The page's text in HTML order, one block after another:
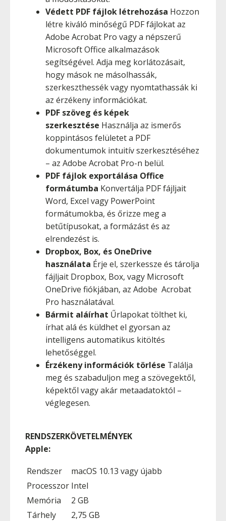
Védett PDF fájlok létrehozása Hozzon
létre kiváló minőségű PDF fájlokat az
Adobe Acrobat Pro vagy a népszerű
Microsoft Office alkalmazások
segítségével. Adja meg korlátozásait,
hogy mások ne másolhassák,
szerkeszthessék vagy nyomtathassák ki
az érzékeny információkat.
PDF szöveg és képek
szerkesztése Használja az ismerős
koppintásos felületet a PDF
dokumentumok intuitív szerkesztéséhez
– az Adobe Acrobat Pro-n belül.
PDF fájlok exportálása Office
formátumba Konvertálja PDF fájljait
Word, Excel vagy PowerPoint
formátumokba, és őrizze meg a
betűtípusokat, a formázást és az
elrendezést is.
Dropbox, Box, és OneDrive
használata Érje el, szerkessze és tárolja
fájljait Dropbox, Box, vagy Microsoft
OneDrive fiókjában, az Adobe Acrobat
Pro használatával.
Bármit aláírhat Űrlapokat tölthet ki,
írhat alá és küldhet el gyorsan az
intelligens automatikus kitöltés
lehetőséggel.
Érzékeny információk törlése Találja
meg és szabaduljon meg a szövegektől,
képektől vagy akár metaadatoktól –
véglegesen.
RENDSZERKÖVETELMÉNYEK
Apple:
Rendszer
macOS 10.13 vagy újabb
Processzor Intel
Memória
2 GB
Tárhely
2,75 GB